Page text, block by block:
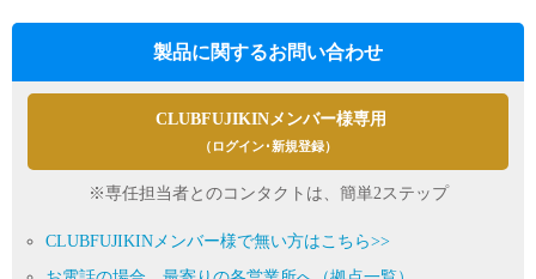
製品に関するお問い合わせ
CLUBFUJIKINメンバー様専用
（ログイン･新規登録）
※専任担当者とのコンタクトは、簡単2ステップ
CLUBFUJIKINメンバー様で無い方はこちら>>